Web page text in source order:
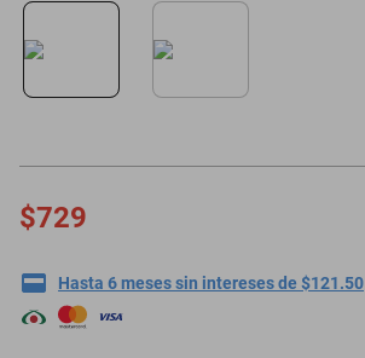
$729
Hasta 6 meses sin intereses de $121.50